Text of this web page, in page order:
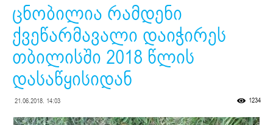
ცნობილია რამდენი
ქვეწარმავალი დაიჭირეს
თბილისში 2018 წლის
დასაწყისიდან
21.06.2018. 14:03 1234